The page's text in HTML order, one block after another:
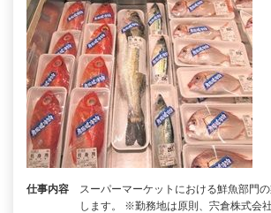
仕事内容
スーパーマーケットにおける鮮魚部門
します。 ※勤務地は原則、宍倉株式会